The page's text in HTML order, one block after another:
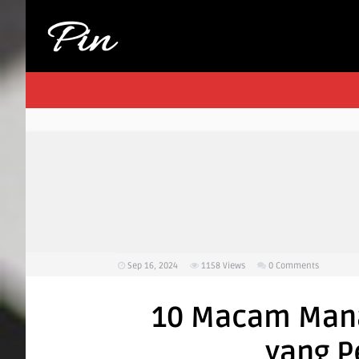
Sep 16, 2024 1158 Views 0 Comments
10 Macam